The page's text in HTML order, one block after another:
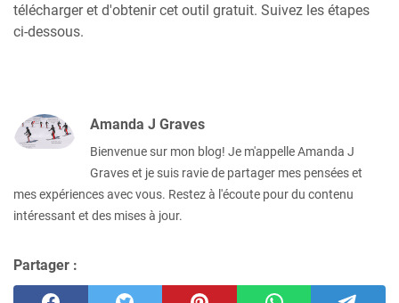
télécharger et d'obtenir cet outil gratuit. Suivez les étapes
ci-dessous.
Amanda J Graves
Bienvenue sur mon blog! Je m'appelle Amanda J
Graves et je suis ravie de partager mes pensées et
mes expériences avec vous. Restez à l'écoute pour du contenu
intéressant et des mises à jour.
Partager :